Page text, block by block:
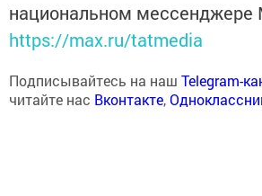
национальном мессенджере
https://max.ru/tatmedia
Подписывайтесь на наш Telegram-
читайте нас Вконтакте,